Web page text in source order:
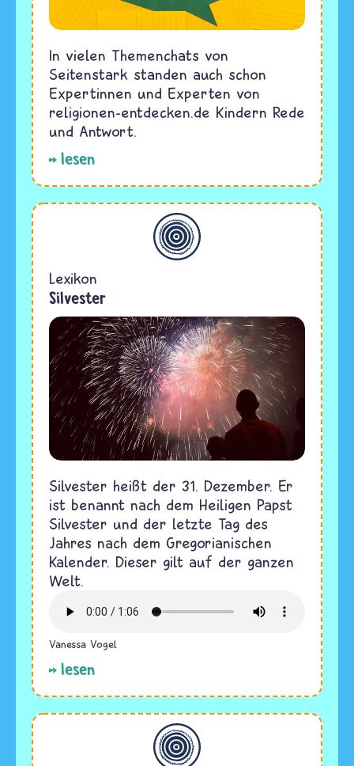
In vielen Themenchats von
Seitenstark standen auch schon
Expertinnen und Experten von
religionen-entdecken.de Kindern Rede
und Antwort.
lesen
Allgemein
Lexikon
Silvester
Silvester heißt der 31. Dezember. Er
ist benannt nach dem Heiligen Papst
Silvester und der letzte Tag des
Jahres nach dem Gregorianischen
Kalender. Dieser gilt auf der ganzen
Welt.
Vanessa Vogel
lesen
Allgemein